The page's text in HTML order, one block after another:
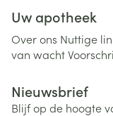
Uw apotheek
Over ons Nuttige
van wacht
Nieuwsbrief
Blijf op de hoogte